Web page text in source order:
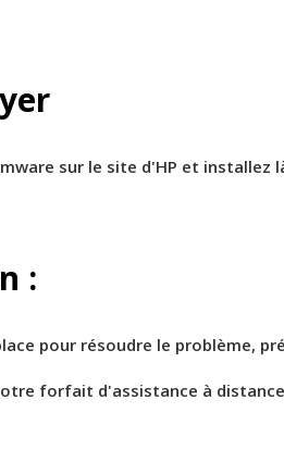
sur le site d'HP et installez
:
pour résoudre le problème,
forfait d'assistance à